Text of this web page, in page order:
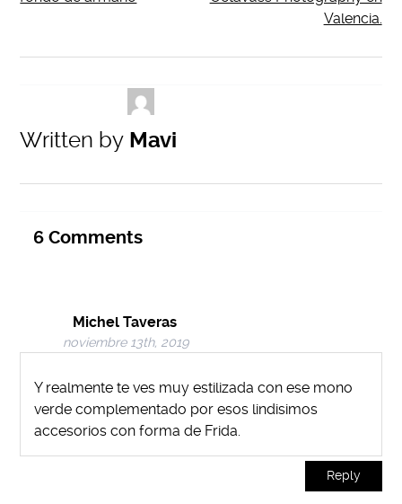
Valencia.
Written by Mavi
6 Comments
Michel Taveras
noviembre 13th, 2019
Y realmente te ves muy estilizada con ese mono
verde complementado por esos lindisimos
accesorios con forma de Frida.
Reply